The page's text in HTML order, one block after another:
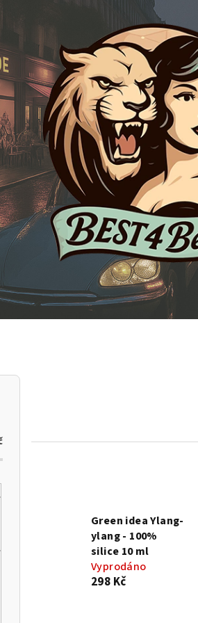
Green idea Ylang-
ylang - 100%
silice 10 ml
Vyprodáno
298 Kč